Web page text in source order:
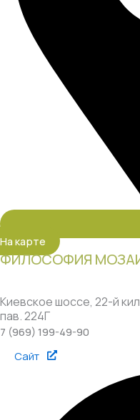
На карте
ФИЛОСОФИЯ
Киевское шоссе, 22-й
пав. 224Г
7 (969) 199-49-90
Сайт